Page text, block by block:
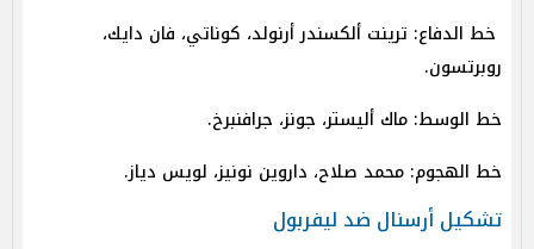
خط الدفاع: ترينت ألكسندر أرنولد، كوناتي، فان دايك،
روبرتسون.
خط الوسط: ماك أليستر، جونز، جرافنبرخ.
خط الهجوم: محمد صلاح، داروين نونيز، لويس دياز.
تشكيل أرسنال ضد ليفربول